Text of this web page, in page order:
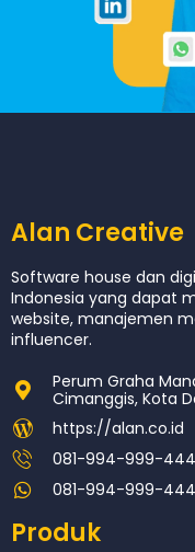
Alan Creative
Software house dan
Indonesia yang dapat
website, manajemen
influencer.
Perum Graha
Cimanggis, Kota
https://alan.co.id
081-994-999-444
081-994-999-444
Produk